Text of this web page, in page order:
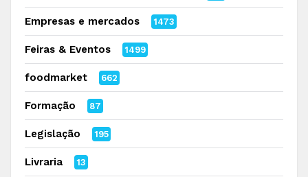
Empresas e mercados 1473
Feiras & Eventos 1499
foodmarket 662
Formação 87
Legislação 195
Livraria 13